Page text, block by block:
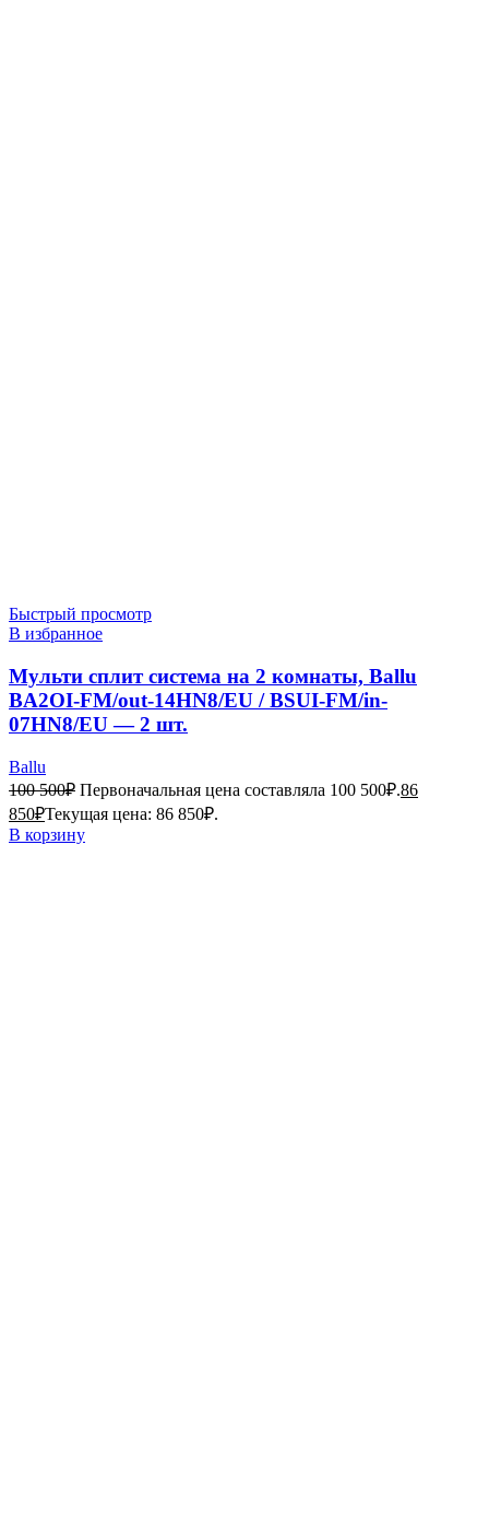
Быстрый просмотр
В избранное
Мульти сплит система на 2 комнаты, Ballu
BA2OI-FM/out-14HN8/EU / BSUI-FM/in-
07HN8/EU — 2 шт.
Ballu
100 500₽ Первоначальная цена составляла 100 500₽.86
850₽Текущая цена: 86 850₽.
В корзину